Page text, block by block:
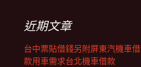
列近期文章
台中票貼借錢另附屏東汽機車借
款用車需求台北機車借款